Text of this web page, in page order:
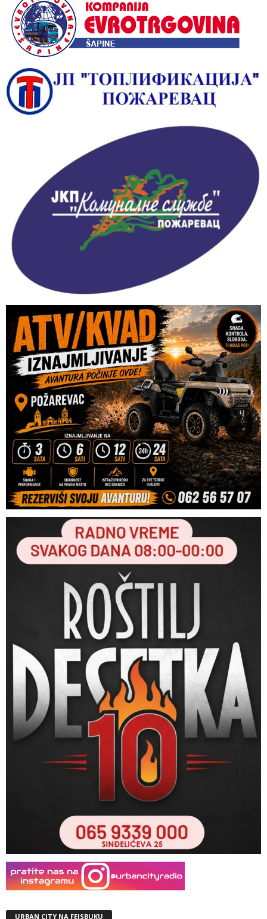
URBAN CITY NA FEJSBUKU